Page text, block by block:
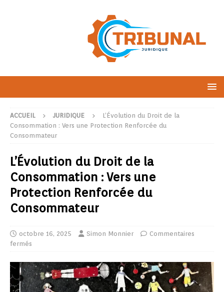
ACCUEIL JURIDIQUE
L’Évolution du Droit de la
Consommation : Vers une Protection Renforcée du
Consommateur
L’Évolution du Droit de la
Consommation : Vers une
Protection Renforcée du
Consommateur
octobre 16, 2025 Simon Monnier
Commentaires
fermés